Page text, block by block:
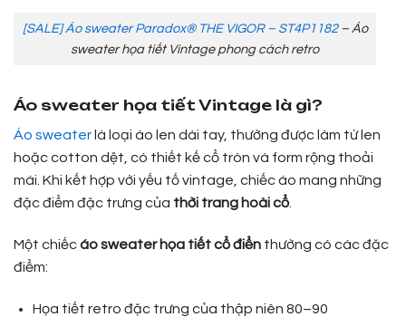
[SALE] Áo sweater Paradox® THE VIGOR – ST4P1182– Áo
sweater họa tiết Vintage phong cách retro
Áo sweater họa tiết Vintage là gì?
Áo sweater là loại áo len dài tay, thường được làm từ len
hoặc cotton dệt, có thiết kế cổ tròn và form rộng thoải
mái. Khi kết hợp với yếu tố vintage, chiếc áo mang những
đặc điểm đặc trưng của thời trang hoài cổ.
Một chiếcáo sweater họa tiết cổ điển thường có các đặc
điểm:
Họa tiết retro đặc trưng của thập niên 80–90